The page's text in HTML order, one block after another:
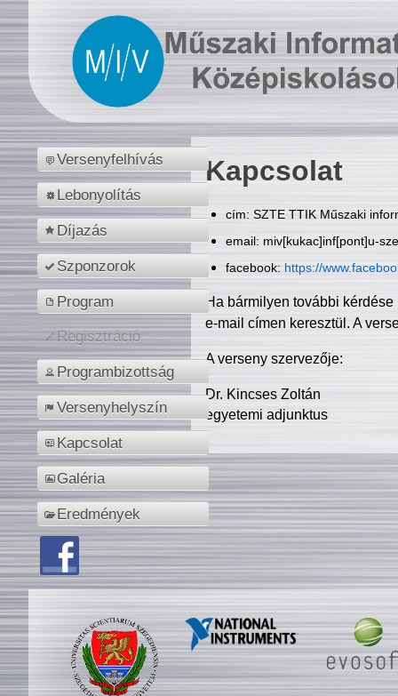
Versenyfelhívás
Lebonyolítás
Díjazás
Szponzorok
Program
Regisztráció
Programbizottság
Versenyhelyszín
Kapcsolat
Galéria
Eredmények
Kapcsolat
cím: SZTE TTIK Műszaki
email: miv[kukac]inf[pont]u-
facebook: https://
Ha bármilyen további
e-mail címen keresztül. A
A verseny szervezője:
Dr. Kincses Zoltán
egyetemi adjunktus